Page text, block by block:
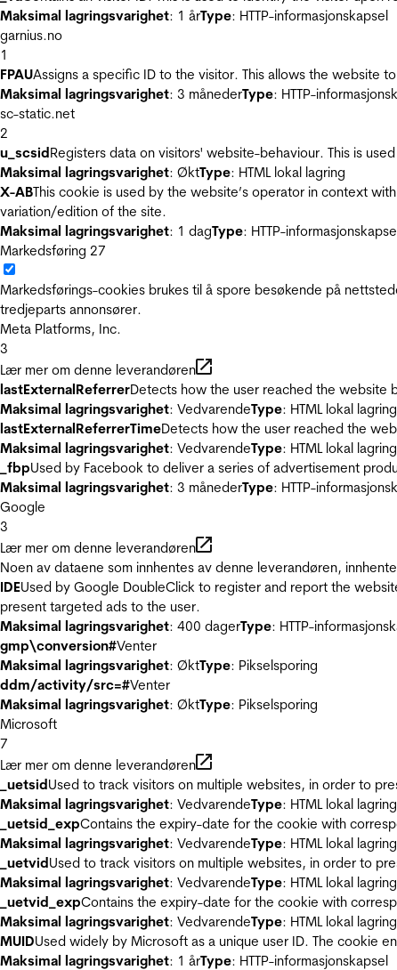
Maksimal lagringsvarighet: 1 årType: HTTP-informasjonskapsel
garnius.no
1
FPAUAssigns a specific ID to the visitor. This allows the website
Maksimal lagringsvarighet: 3 månederType: HTTP-
sc-static.net
2
u_scsidRegisters data on visitors' website-behaviour. This is
Maksimal lagringsvarighet: ØktType: HTML lokal lagring
X-ABThis cookie is used by the website’s operator in context
variation/edition of the site.
Maksimal lagringsvarighet: 1 dagType: HTTP-
Markedsføring 27
Markedsførings-cookies brukes til å spore besøkende på
tredjeparts annonsører.
Meta Platforms, Inc.
3
Lær mer om denne leverandøren
lastExternalReferrerDetects how the user reached the website
Maksimal lagringsvarighet: VedvarendeType: HTML lokal lagring
lastExternalReferrerTimeDetects how the user reached the
Maksimal lagringsvarighet: VedvarendeType: HTML lokal lagring
_fbpUsed by Facebook to deliver a series of advertisement
Maksimal lagringsvarighet: 3 månederType: HTTP-
Google
3
Lær mer om denne leverandøren
Noen av dataene som innhentes av denne leverandøren,
IDEUsed by Google DoubleClick to register and report the
present targeted ads to the user.
Maksimal lagringsvarighet: 400 dagerType: HTTP-
gmp\conversion#Venter
Maksimal lagringsvarighet: ØktType: Pikselsporing
ddm/activity/src=#Venter
Maksimal lagringsvarighet: ØktType: Pikselsporing
Microsoft
7
Lær mer om denne leverandøren
_uetsidUsed to track visitors on multiple websites, in order to
Maksimal lagringsvarighet: VedvarendeType: HTML lokal lagring
_uetsid_expContains the expiry-date for the cookie with
Maksimal lagringsvarighet: VedvarendeType: HTML lokal lagring
_uetvidUsed to track visitors on multiple websites, in order to
Maksimal lagringsvarighet: VedvarendeType: HTML lokal lagring
_uetvid_expContains the expiry-date for the cookie with
Maksimal lagringsvarighet: VedvarendeType: HTML lokal lagring
MUIDUsed widely by Microsoft as a unique user ID. The cookie
Maksimal lagringsvarighet: 1 årType: HTTP-informasjonskapsel